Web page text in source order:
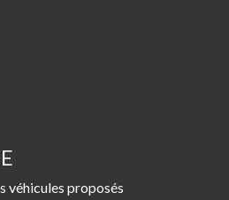
véhicules proposés